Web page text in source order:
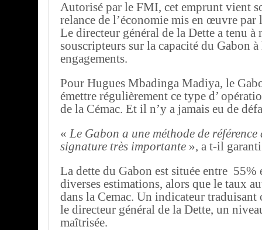
Autorisé par le FMI, cet emprunt vient
relance de l’économie mis en œuvre par
Le directeur général de la Dette a tenu à
souscripteurs sur la capacité du Gabon à
engagements.
Pour Hugues Mbadinga Madiya, le
émettre régulièrement ce type d’
de la Cémac. Et il n’y a jamais eu de
« Le Gabon a une méthode de référence
signature très importante », a t-il
La dette du Gabon est située entre 55%
diverses estimations, alors que le taux
dans la Cemac. Un indicateur traduisant
le directeur général de la Dette, un
maîtrisée.